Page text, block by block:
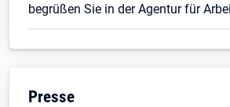
begrüßen Sie in der Agentur für
Presse